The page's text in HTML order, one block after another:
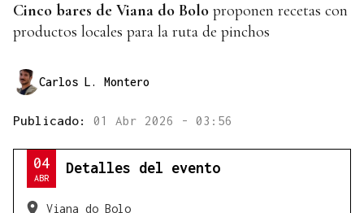
Cinco bares de Viana do Bolo proponen recetas con
productos locales para la ruta de pinchos
Carlos L. Montero
Publicado: 01 Abr 2026 - 03:56
04
ABR
Detalles del evento
Viana do Bolo